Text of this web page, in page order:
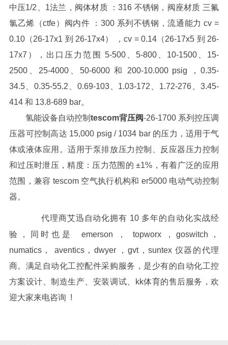
中压1/2、1法兰，阀体材质 ：316 不锈钢，阀座材质 三氟
氯乙烯（ctfe）阀内件 ：300 系列不锈钢，流通能力 cv =
0.10（26-17x1 到 26-17x4） ，cv = 0.14（26-17x5 到 26-
17x7），出口压力范围 5-500、5-800、10-1500、15-
2500、25-4000、50-6000 和 200-10.000 psig ，0.35-
34.5、0.35-55.2、0.69-103、1.03-172、1.72-276、3.45-
414 和 13.8-689 bar。
氢能设备自动控制tescom背压阀-26-1700 系列控压调
压器可控制高达 15,000 psig / 1034 bar 的压力，适用于气
体或液体应用。适用于泵排放压力控制、反应器压力控制
和过压时泄压，精度：压力范围的 ±1%，有着广泛的应用
范围，兼容 tescom 空气执行机构和 er5000 电动气动控制
器。
代理商艾迅自动化拥有 10 多年的自动化实战经
验，同时也是 emerson ， topworx ，goswitch，
numatics， aventics，dwyer ，gvt，suntex 仪器的代理
商。满足自动化工控配件采购服务，是少有的自动化工控
方案设计、制造生产、安装调试、kk体育的售后服务，欢
迎大家来电咨询 !